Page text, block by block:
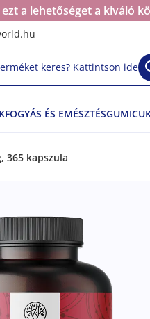
ezt a lehetőséget a kiváló
keres? Kattintson ide
FOGYÁS ÉS EMÉSZTÉS
365 kapszula